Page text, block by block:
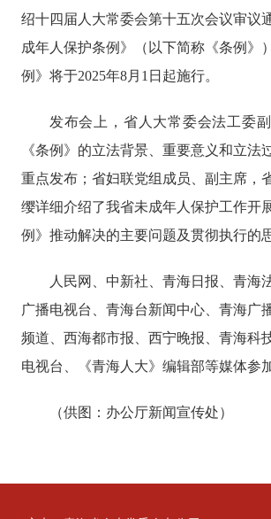
绍十四届人大常委会第十五次会议审议
成年人保护条例》
（以下简称《条例》
例》 将于2025年8月1日起施行。
发布会上，省人大常委会法工委
《条例 》的立法背景、重要意义和立法
重点发布； 省妇联党组成员、副主席，
缨详细介绍了我省未成年人保护工作开
例》推动解决的主要问题及贯彻执行的
人民网、中新社、青海日报、青海
广播电视台、青海台新闻中心、青海广
频道、西海都市报、西宁晚报、青海科
电视台、《青海人大》编辑部等媒体参
（供图：办公厅新闻宣传处）